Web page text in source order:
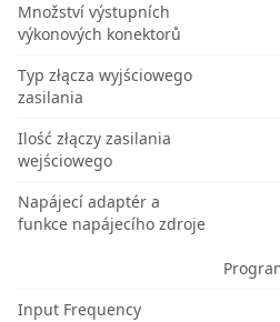
Množství výstupních
výkonových konektorů
Typ złącza wyjściowego
zasilania
Ilość złączy zasilania
wejściowego
Napájecí adaptér a
funkce napájecího zdroje
Input Frequency